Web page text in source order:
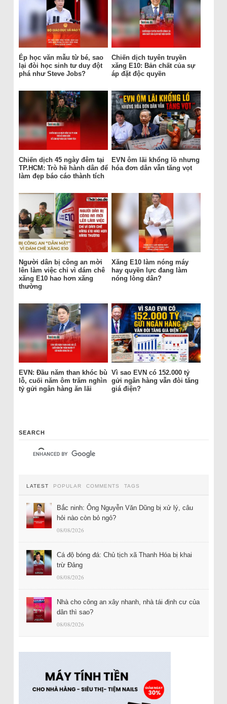
Ép học văn mẫu từ bé, sao
lại đòi học sinh tư duy đột
phá như Steve Jobs?
Chiến dịch tuyên truyền
xăng E10: Bản chất của sự
áp đặt độc quyền
Chiến dịch 45 ngày đêm tại
TP.HCM: Trò hề hành dân để
làm đẹp báo cáo thành tích
EVN ôm lãi khổng lồ nhưng
hóa đơn dân vẫn tăng vọt
Người dân bị công an mời
lên làm việc chỉ vì dám chê
xăng E10 hao hơn xăng
thường
Xăng E10 làm nóng máy
hay quyền lực đang làm
nóng lòng dân?
EVN: Đầu năm than khóc bù
lỗ, cuối năm ôm trăm nghìn
tỷ gửi ngân hàng ăn lãi
Vì sao EVN có 152.000 tỷ
gửi ngân hàng vẫn đòi tăng
giá điện?
SEARCH
LATEST POPULAR COMMENTS TAGS
Bắc ninh: Ông Nguyễn Văn Dũng bị xử lý, câu
hỏi nào còn bỏ ngỏ?
08/08/2026
Cá độ bóng đá: Chủ tịch xã Thanh Hóa bị khai
trừ Đảng
08/08/2026
Nhà cho công an xây nhanh, nhà tái định cư của
dân thì sao?
08/08/2026